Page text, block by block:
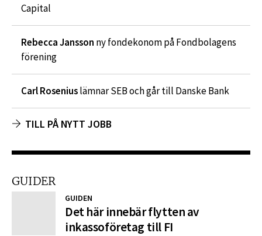
Capital
Rebecca Jansson ny fondekonom på Fondbolagens
förening
Carl Roseniuslämnar SEB och går till Danske Bank
TILL PÅ NYTT JOBB
GUIDER
GUIDEN
Det här innebär flytten av
inkassoföretag till FI